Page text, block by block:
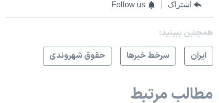
اشتراک Follow us
همچنبن ببینید:
ايران
سرخط خبرها حقوق شهروندی
مطالب مرتبط